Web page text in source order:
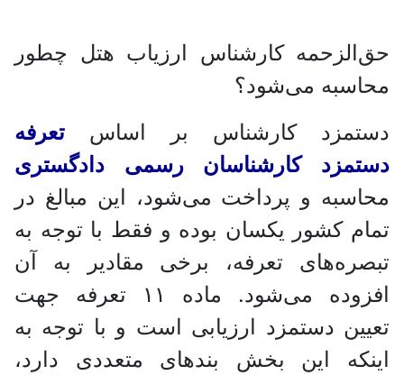
حق‌الزحمه کارشناس ارزیاب هتل چطور
محاسبه می‌شود؟
دستمزد کارشناس بر اساس تعرفه
دستمزد کارشناسان رسمی دادگستری
محاسبه و پرداخت می‌شود، این مبالغ در
تمام کشور یکسان بوده و فقط با توجه به
تبصره‌های تعرفه، برخی مقادیر به آن
افزوده می‌شود. ماده ۱۱ تعرفه جهت
تعیین دستمزد ارزیابی است و با توجه به
اینکه این بخش بندهای متعددی دارد،